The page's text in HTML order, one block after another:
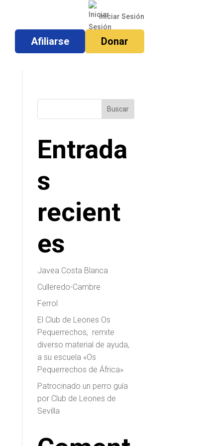
Iniciar Sesión
Afiliarse Donar
Buscar
Entrada
s
recient
es
Javea Costa Blanca
Culleredo-Cambre
Ferrol
El Club de Leones Os
Pequerrechos, remite
diverso material de ayuda,
a su escuela «Os
Pequerrechos de África»
Patrocinado un perro guía
por Club de Leones de
Sevilla